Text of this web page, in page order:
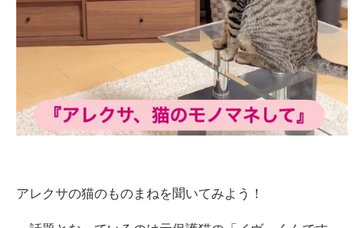
電子設計の基本と応用
エネルギーの専門メディア
建設×テクノロジーの最前線
ちょっと気になるネットの話題
アレクサの猫のものまねを聞いてみよう！